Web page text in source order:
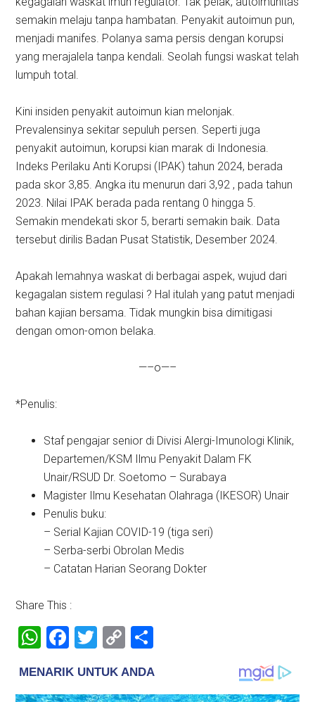
semakin melaju tanpa hambatan. Penyakit autoimun pun,
menjadi manifes. Polanya sama persis dengan korupsi
yang merajalela tanpa kendali. Seolah fungsi waskat telah
lumpuh total.
Kini insiden penyakit autoimun kian melonjak.
Prevalensinya sekitar sepuluh persen. Seperti juga
penyakit autoimun, korupsi kian marak di Indonesia.
Indeks Perilaku Anti Korupsi (IPAK) tahun 2024, berada
pada skor 3,85. Angka itu menurun dari 3,92 , pada tahun
2023. Nilai IPAK berada pada rentang 0 hingga 5.
Semakin mendekati skor 5, berarti semakin baik. Data
tersebut dirilis Badan Pusat Statistik, Desember 2024.
Apakah lemahnya waskat di berbagai aspek, wujud dari
kegagalan sistem regulasi ? Hal itulah yang patut menjadi
bahan kajian bersama. Tidak mungkin bisa dimitigasi
dengan omon-omon belaka.
—–o—–
*Penulis:
Staf pengajar senior di Divisi Alergi-Imunologi Klinik,
Departemen/KSM Ilmu Penyakit Dalam FK
Unair/RSUD Dr. Soetomo – Surabaya
Magister Ilmu Kesehatan Olahraga (IKESOR) Unair
Penulis buku:
– Serial Kajian COVID-19 (tiga seri)
– Serba-serbi Obrolan Medis
– Catatan Harian Seorang Dokter
Share This :
WhatsApp
Facebook
Twitter
Copy